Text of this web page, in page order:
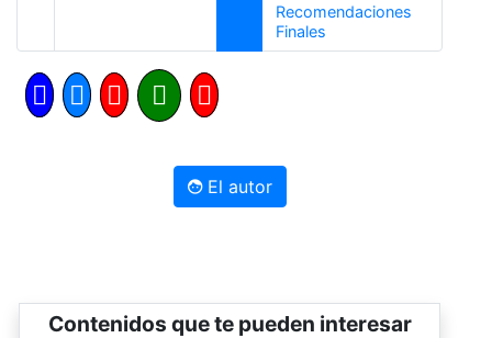
Recomendaciones
FinalesSiguiente
El autor
Contenidos que te pueden interesar